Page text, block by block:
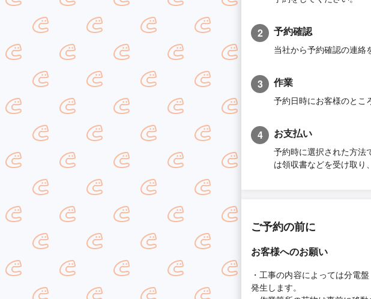
2 予約確認
当社から予約確認の連絡
3 作業
予約日時にお客様のとこ
4 お支払い
予約時に選択された方法
は領収書などを受け取り
ご予約の前に
お客様へのお願い
・工事の内容によっては分電
発生します。